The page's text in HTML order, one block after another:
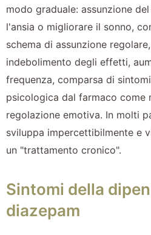
modo graduale: assunzione
l'ansia o migliorare il sonno,
schema di assunzione
indebolimento degli effetti,
frequenza, comparsa di
psicologica dal farmaco come
regolazione emotiva. In molti
sviluppa impercettibilmente e
un "trattamento cronico".
Sintomi della
diazepam